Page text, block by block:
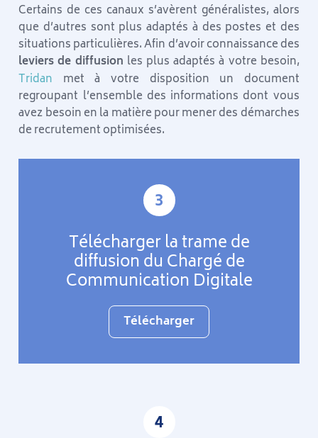
Certains de ces canaux s’avèrent généralistes, alors
que d’autres sont plus adaptés à des postes et des
situations particulières. Afin d’avoir connaissance des
leviers de diffusion les plus adaptés à votre besoin,
Tridan met à votre disposition un document
regroupant l’ensemble des informations dont vous
avez besoin en la matière pour mener des démarches
de recrutement optimisées.
3
Télécharger la trame de
diffusion du Chargé de
Communication Digitale
Télécharger
4